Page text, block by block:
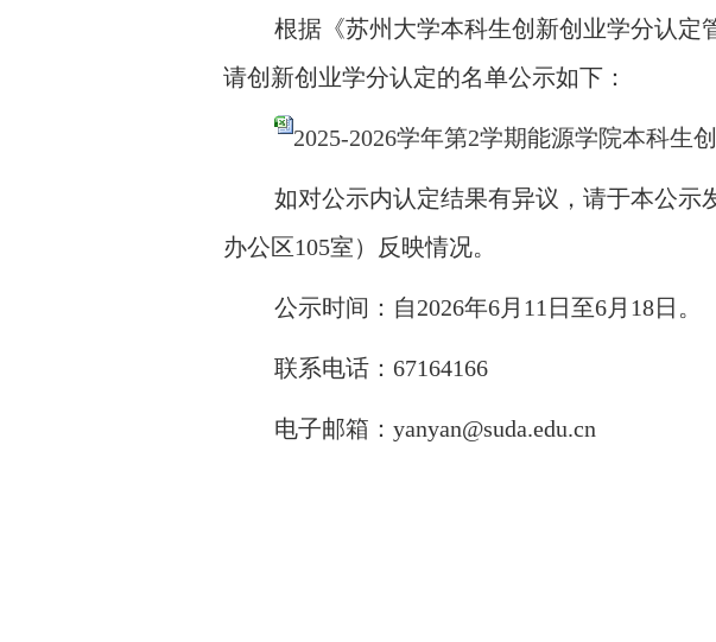
根据《苏州大学本科生创新创业学分认定
请创新创业学分认定的名单公示如下：
2025-2026学年第2学期能源学院本科生
如对公示内认定结果有异议，请于本公示
办公区105室）反映情况。
公示时间：自2026年6月11 日至6月18日。
联系电话： 67164166
电子邮箱： yanyan@suda.edu.cn